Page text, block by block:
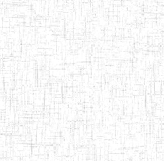
01/01/1974 ENIEG Public
13/08/2013 ENIET Public